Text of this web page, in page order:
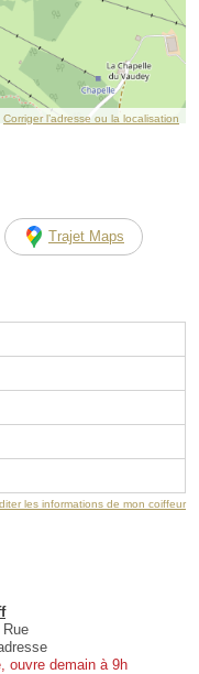
Corriger l’adresse ou la localisation
Trajet Maps
les informations de mon coiffeur
Rue
ouvre demain à 9h